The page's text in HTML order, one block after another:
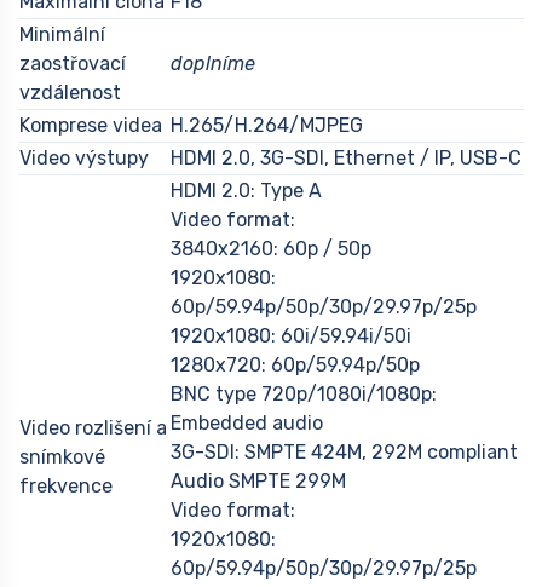
Minimální
zaostřovací
vzdálenost
doplníme
Komprese videa H.265/H.264/MJPEG
Video výstupy
HDMI 2.0, 3G-SDI, Ethernet / IP, USB-C
Video rozlišení a
snímkové
frekvence
HDMI 2.0: Type A
Video format:
3840x2160: 60p / 50p
1920x1080:
60p/59.94p/50p/30p/29.97p/25p
1920x1080: 60i/59.94i/50i
1280x720: 60p/59.94p/50p
BNC type 720p/1080i/1080p:
Embedded audio
3G-SDI: SMPTE 424M, 292M compliant
Audio SMPTE 299M
Video format:
1920x1080:
60p/59.94p/50p/30p/29.97p/25p